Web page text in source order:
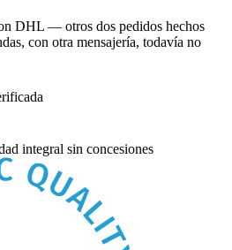
DHL — otros dos pedidos hechos
con otra mensajería, todavía no
integral sin concesiones